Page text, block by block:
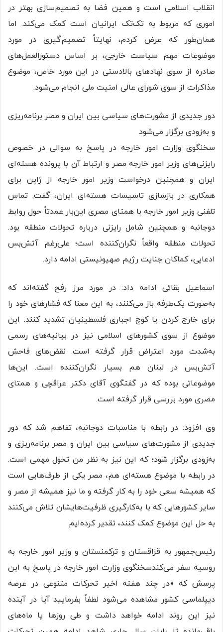
انقلاب اسلامی است و همین فضا به تصمیم‌سازی بهتر در
اموری که مربوط به تک‌تک ایرانیان است کمک می‌کند. اما
همان‌طور که عرض کردم، نهایتاً تصمیم‌گیری در مورد
موضوعات مهم سیاست خارجی، بر اساس دستورالعمل‌های
صادره از سوی نهادهای بالادستی در این مورد خاص، موضوع
مذاکرات از سوی شورای عالی امنیت ملی انجام می‌شود.
دور جدیدی از مشورت‌های سیاسی بین ایران و مصر برنامه‌ریزی
و به‌زودی برگزار می‌شود
سخنگوی وزارت امور خارجه در پاسخ به سوالی در خصوص
رایزنی‌های وزیر امور خارجه مصر و ارتباط آن با پرونده هسته‌ای
ایران و همچنین درخواست وزیر امور خارجه از ژاپن برای
همکاری در بازسازی تاسیسات هسته‌ای ایران، گفت: تماس
تلفنی وزیر امور خارجه با همتای مصری این‌بار عمدتاً حول روابط
دوجانبه و همچنین شامل رایزنی درباره تحولات منطقه بود.
تحولات منطقه واقعاً نگران‌کننده است؛ علی‌رغم آتش‌بس
ادعایی، کماکان جنایت رژیم صهیونیستی ادامه دارد.
اسماعیل بقائی ادامه داد: در مورد مرز رفح گفته‌اند که
به‌صورت یک‌طرفه باز می‌کنند، به این معنا که فشارهای خود را
برای خارج کردن یا کوچ اجباری فلسطینیان تشدید کنند. این
موضوع از سوی کشورهای اسلامی نیز در بیانیه‌های رسمی
به‌شدت مورد اعتراض قرار گرفته است. نقض‌های فاحش
آتش‌بس در لبنان هم بسیار نگران‌کننده است. این‌ها
موضوعاتی بوده که در گفتگوی آقای دکتر عراقچی و همتای
مصری مورد بررسی قرار گرفته است.
وی افزود: در رابطه با مناسبات دوجانبه، تفاهم شد که دور
جدیدی از مشورت‌های سیاسی بین ایران و مصر برنامه‌ریزی و
به‌زودی برگزار شود؛ که این نیز به نظر من تحول مهمی است.
در رابطه با موضوع هسته‌ای هم، مصر یکی از طرف‌هایی است
که همیشه سعی خود را به کار گرفته و ما نیز همیشه از مصر و
سایر کشورهایی که با به‌کارگیری ظرفیت‌هایشان تلاش می‌کنند
به حل این موضوع کمک کنند، تقدیر کرده‌ایم
رئیس‌جمهور به قزاقستان و ترکمنستان و وزیر امور خارجه به
روسیه سفر می‌کندسخنگوی وزارت امور خارجه در پاسخ به این
پرسش که «در چند هفته اخیر تحرکات متنوعی در عرصه
دیپلماسی کشور مشاهده می‌شود لطفاً بفرمایید آیا در آینده
نیز این روند ادامه خواهد داشت و طی روزها یا ماه‌های